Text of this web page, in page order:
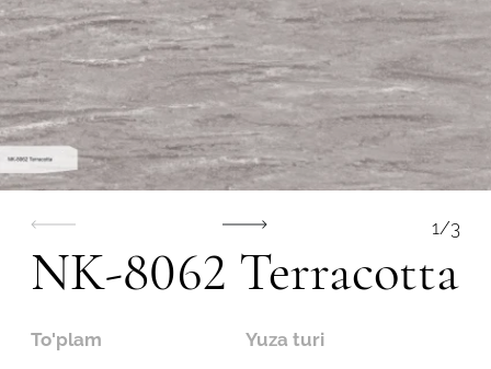
1/3
NK-8062 Terracotta
To'plam Yuza turi
Qaysi sohada faoliyat yuritasiz?
Toshga ishlov
beruvch
Dizayner